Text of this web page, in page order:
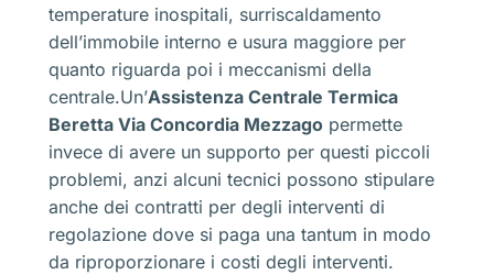
temperature inospitali, surriscaldamento
dell’immobile interno e usura maggiore per
quanto riguarda poi i meccanismi della
centrale.Un’Assistenza Centrale Termica
Beretta Via Concordia Mezzago permette
invece di avere un supporto per questi piccoli
problemi, anzi alcuni tecnici possono stipulare
anche dei contratti per degli interventi di
regolazione dove si paga una tantum in modo
da riproporzionare i costi degli interventi.